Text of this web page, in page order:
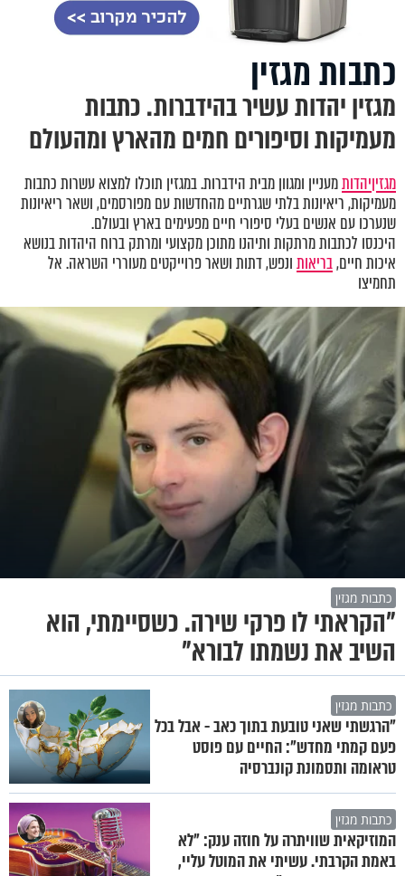
כתבות מגזין
מגזין יהדות עשיר בהידברות. כתבות
מעמיקות וסיפורים חמים מהארץ ומהעולם
מגזיןיהדותמעניין ומגוון מבית הידברות. במגזין תוכלו למצוא עשרות כתבות
מעמיקות, ריאיונות בלתי שגרתיים מהחדשות עם מפורסמים, ושאר ריאיונות
שנערכו עם אנשים בעלי סיפורי חיים מפעימים בארץ ובעולם.
היכנסו לכתבות מרתקות ותיהנו מתוכן מקצועי ומרתק ברוח היהדות בנושא
איכות חיים,בריאותונפש, דתות ושאר פרוייקטים מעוררי השראה. אל
תחמיצו
כתבות מגזין
"הקראתי לו פרקי שירה. כשסיימתי, הוא
השיב את נשמתו לבורא"
כתבות מגזין
"הרגשתי שאני טובעת בתוך כאב - אבל בכל
פעם קמתי מחדש": החיים עם פוסט
טראומה ותסמונת קונברסיה
כתבות מגזין
המוזיקאית שוויתרה על חוזה ענק: "לא
באמת הקרבתי. עשיתי את המוטל עליי,